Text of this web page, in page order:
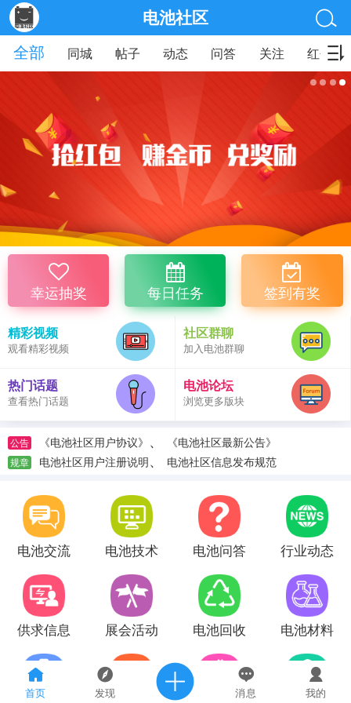
首页 发现 消息 我的
电池社区
全部
同城 帖子 动态 问答 关注 红包
幸运抽奖 每日任务 签到有奖
精彩视频
观看精彩视频
社区群聊
加入电池群聊
热门话题
查看热门话题
电池论坛
浏览更多版块
公告 《电池社区用户协议》 、 《电池社区最新公告》
规章 电池社区用户注册说明、 电池社区信息发布规范
电池交流 电池技术 电池问答 行业动态
供求信息 展会活动 电池回收 电池材料